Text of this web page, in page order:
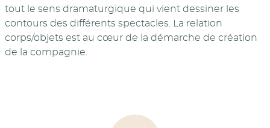
tout le sens dramaturgique qui vient dessiner les
contours des différents spectacles. La relation
corps/objets est au cœur de la démarche de création
de la compagnie.